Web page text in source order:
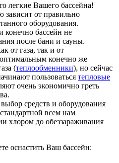
легкие Вашего бассейна!
зависит от правильно
оборудования.
конечно бассейн не
после бани и сауны.
от газа, так и от
конечно же
(теплообменники), но сейчас
пользоваться тепловые
очень экономично греть
выбор средств и оборудования
всем нам
хлором до обеззараживания
оснастить Ваш бассейн: